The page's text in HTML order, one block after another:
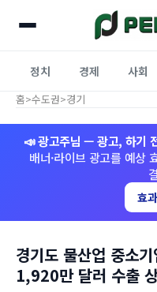
정치 경제 사회
홈>수도권>경기
📣 광고주님 — 광고, 하기
배너·라이브 광고를 예상
효
경기도 물산업 중소
1,920만 달러 수출